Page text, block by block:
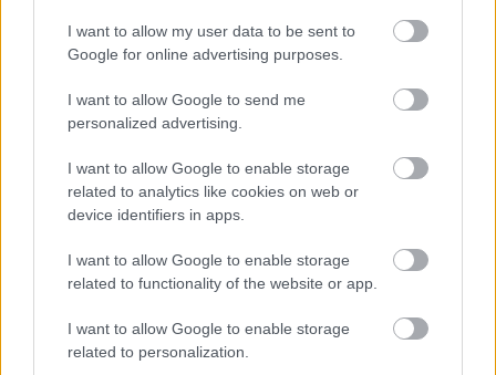
I want to allow my user data to be sent to
Google for online advertising purposes.
I want to allow Google to send me
personalized advertising.
I want to allow Google to enable storage
related to analytics like cookies on web or
device identifiers in apps.
I want to allow Google to enable storage
related to functionality of the website or app.
I want to allow Google to enable storage
related to personalization.
való kapcsolatáról.
Elmesélhet a film történetet, vagy csak egy érzést ad
animációval, lehet egyperces és egyórás, már
meglévő színpadi produkciók adaptációja, vagy
kizárólag filmre koreografált darab, kísérlet a
mozdulatokkal, a testtel, a test és környezet
viszonyával, az idővel, vagy éppen a film és videó
adta technikai lehetőségekkel.
Műhely Alapítvány
1094 Budapest, Liliom u. 41. | T: 456 2045 | F: 456
2050 |workshop@c3.hu|www.wsf.hu